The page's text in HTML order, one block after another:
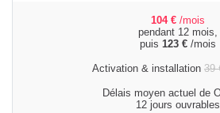
104 € /mois
pendant 12 mois,
puis 123 € /mois
Activation & installation 39
Délais moyen actuel de
12 jours ouvrables